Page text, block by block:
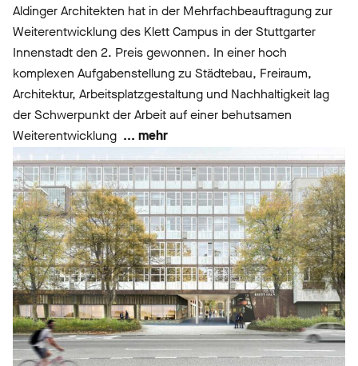
Aldinger Architekten hat in der Mehrfachbeauftragung zur
Weiterentwicklung des Klett Campus in der Stuttgarter
Innenstadt den 2. Preis gewonnen. In einer hoch
komplexen Aufgabenstellung zu Städtebau, Freiraum,
Architektur, Arbeitsplatzgestaltung und Nachhaltigkeit lag
der Schwerpunkt der Arbeit auf einer behutsamen
Weiterentwicklung ... mehr